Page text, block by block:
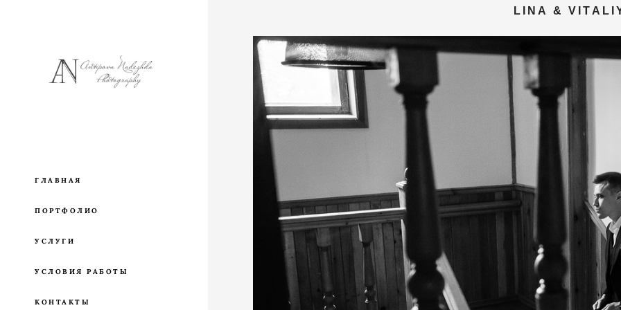
ГЛАВНАЯ
ПОРТФОЛИО
УСЛУГИ
УСЛОВИЯ РАБОТЫ
КОНТАКТЫ
LINA &